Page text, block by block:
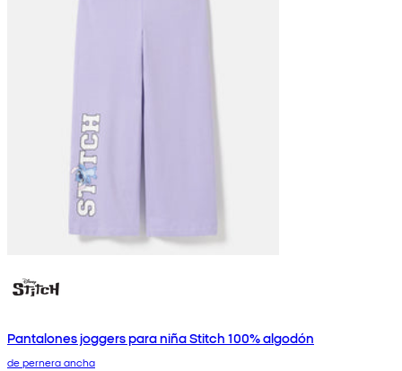
Pantalones joggers para niña Stitch 100% algodón
de pernera ancha